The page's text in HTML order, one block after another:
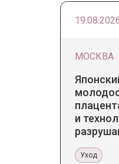
МОСКВА
и
Уход